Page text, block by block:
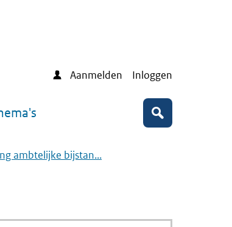
Aanmelden Inloggen
Zoeken
ambtelijke bijstan...